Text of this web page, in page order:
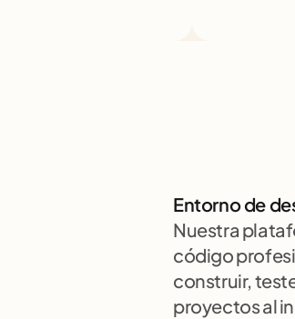
Entorno de
Nuestra
código
construir,
proyectos al